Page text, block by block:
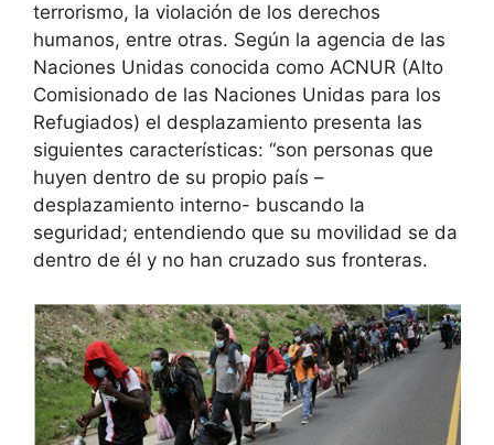
terrorismo, la violación de los derechos
humanos, entre otras. Según la agencia de las
Naciones Unidas conocida como ACNUR (Alto
Comisionado de las Naciones Unidas para los
Refugiados) el desplazamiento presenta las
siguientes características: “son personas que
huyen dentro de su propio país –
desplazamiento interno- buscando la
seguridad; entendiendo que su movilidad se da
dentro de él y no han cruzado sus fronteras.